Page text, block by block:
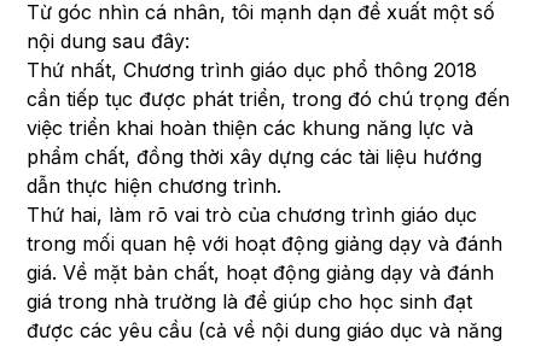
Từ góc nhìn cá nhân, tôi mạnh dạn đề xuất một số
nội dung sau đây:
Thứ nhất, Chương trình giáo dục phổ thông 2018
cần tiếp tục được phát triển, trong đó chú trọng đến
việc triển khai hoàn thiện các khung năng lực và
phẩm chất, đồng thời xây dựng các tài liệu hướng
dẫn thực hiện chương trình.
Thứ hai, làm rõ vai trò của chương trình giáo dục
trong mối quan hệ với hoạt động giảng dạy và đánh
giá. Về mặt bản chất, hoạt động giảng dạy và đánh
giá trong nhà trường là để giúp cho học sinh đạt
được các yêu cầu (cả về nội dung giáo dục và năng